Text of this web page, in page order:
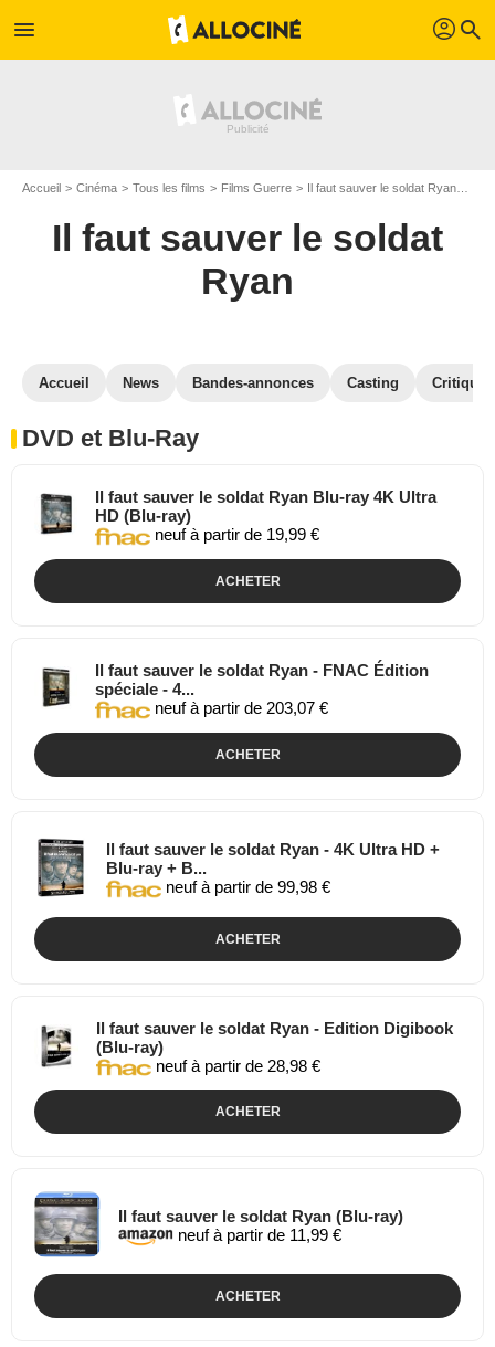
menu profil search
Accueil Cinéma Tous les films Films Guerre Il faut sauver le soldat Ryan
Il faut sauver le soldat
Ryan
Accueil News Bandes-annonces Casting
DVD et Blu-Ray
Il faut sauver le soldat Ryan Blu-ray 4K Ultra
HD (Blu-ray)
neuf à partir de 19,99 €
ACHETER
Il faut sauver le soldat Ryan - FNAC Édition
spéciale - 4...
neuf à partir de 203,07 €
ACHETER
Il faut sauver le soldat Ryan - 4K Ultra HD +
Blu-ray + B...
neuf à partir de 99,98 €
ACHETER
Il faut sauver le soldat Ryan - Edition Digibook
(Blu-ray)
neuf à partir de 28,98 €
ACHETER
Il faut sauver le soldat Ryan (Blu-ray)
neuf à partir de 11,99 €
ACHETER